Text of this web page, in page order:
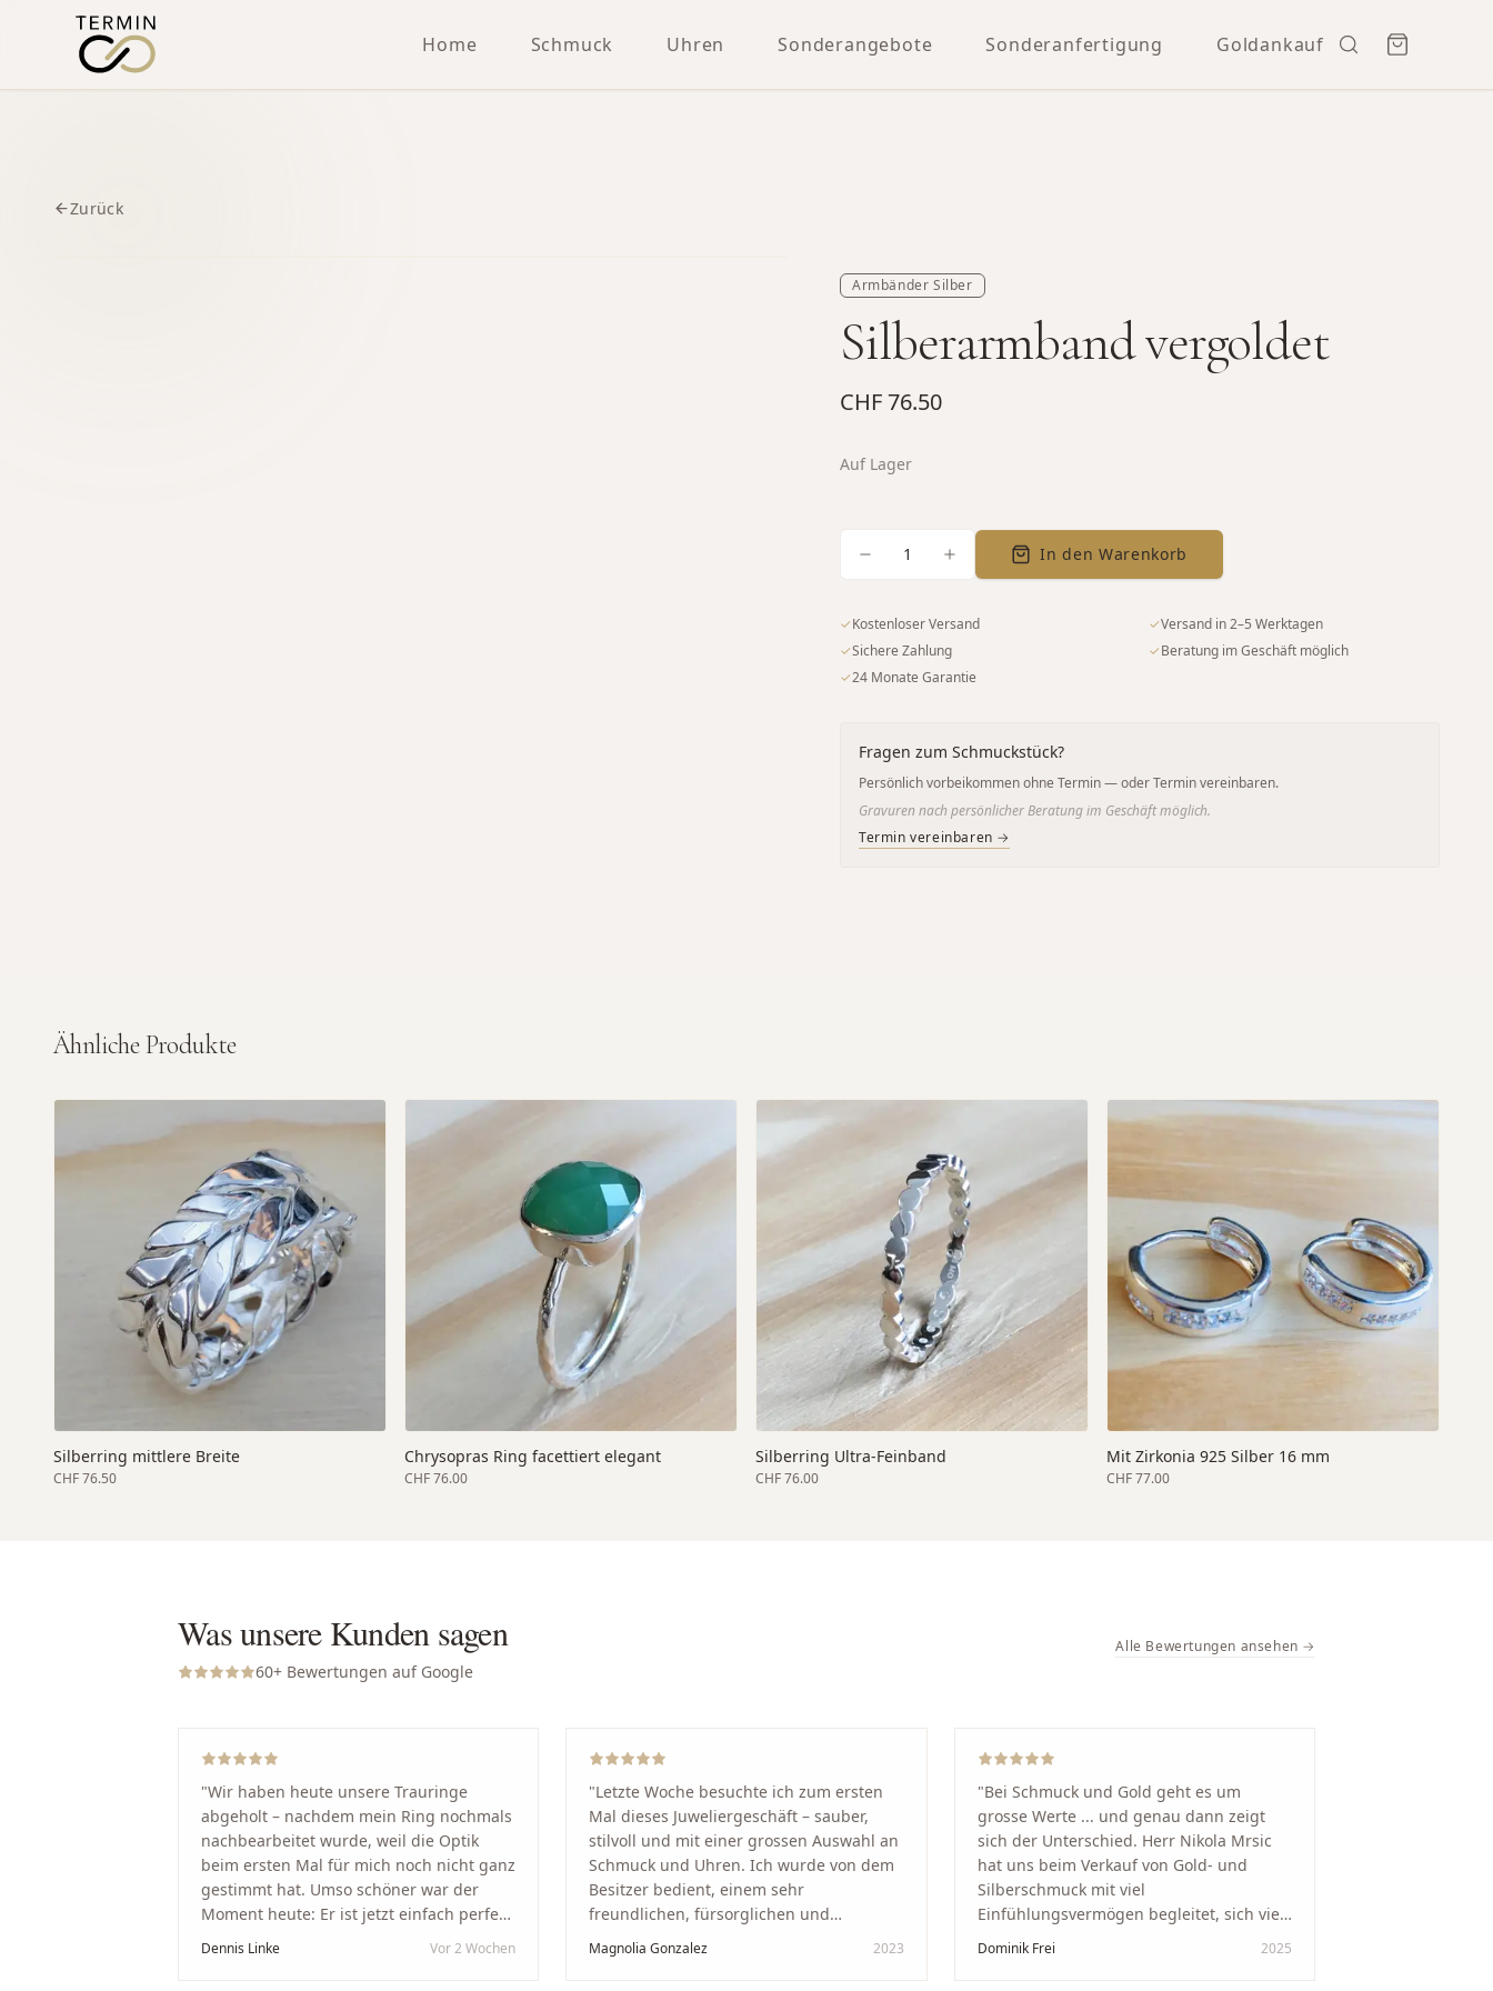
Home Schmuck Uhren Sonderangebote Sonderanfertigung Goldankauf
Zurück
Armbänder Silber
Silberarmband vergoldet
CHF 76.50
Auf Lager
1 In den Warenkorb
✓Kostenloser Versand ✓Versand in 2–5 Werktagen
✓Sichere Zahlung ✓Beratung im Geschäft möglich
✓24 Monate Garantie
Fragen zum Schmuckstück?
Persönlich vorbeikommen ohne Termin — oder Termin vereinbaren.
Gravuren nach persönlicher Beratung im Geschäft möglich.
Termin vereinbaren →
Ähnliche Produkte
Silberring mittlere Breite
CHF 76.50
Chrysopras Ring facettiert elegant
CHF 76.00
Silberring Ultra-Feinband
CHF 76.00
Mit Zirkonia 925 Silber 16 mm
CHF 77.00
Was unsere Kunden sagen
60+ Bewertungen auf Google
Alle Bewertungen ansehen →
"Wir haben heute unsere Trauringe
abgeholt – nachdem mein Ring nochmals
nachbearbeitet wurde, weil die Optik
beim ersten Mal für mich noch nicht ganz
gestimmt hat. Umso schöner war der
Moment heute: Er ist jetzt einfach perfekt
geworden. Ein riesiges Dankeschön an
Dennis Linke Vor 2 Wochen
"Letzte Woche besuchte ich zum ersten
Mal dieses Juweliergeschäft – sauber,
stilvoll und mit einer grossen Auswahl an
Schmuck und Uhren. Ich wurde von dem
Besitzer bedient, einem sehr
freundlichen, fürsorglichen und
professionellen Mann. Ich empfehle zu
100 % dieses Schmuckgeschäft in
Magnolia Gonzalez 2023
"Bei Schmuck und Gold geht es um
grosse Werte ... und genau dann zeigt
sich der Unterschied. Herr Nikola Mrsic
hat uns beim Verkauf von Gold- und
Silberschmuck mit viel
Einfühlungsvermögen begleitet, sich viel
Zeit genommen und den Ablauf von der
Dominik Frei 2025